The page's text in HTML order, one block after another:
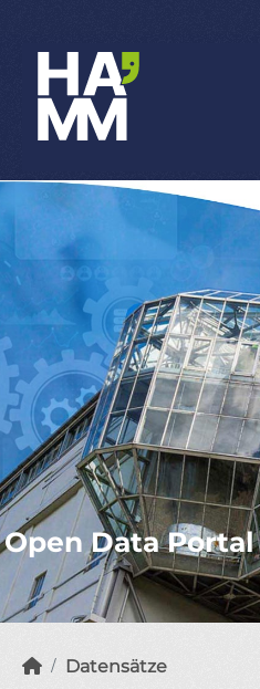
Open Data
Datensätze